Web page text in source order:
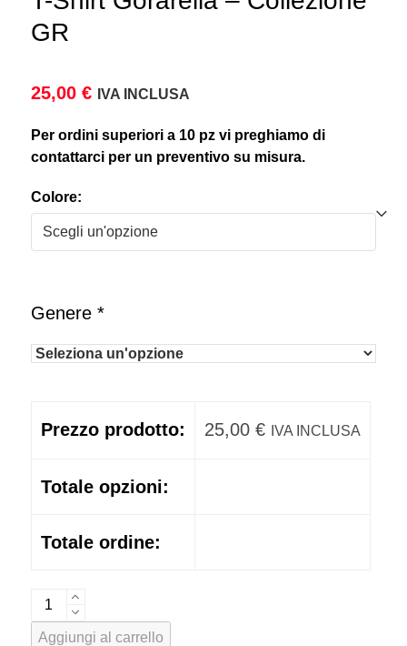
GR
25,00 € IVA INCLUSA
Per ordini superiori a 10 pz vi preghiamo di
contattarci per un preventivo su misura.
Colore:
Genere *
Prezzo prodotto: 25,00 € IVA INCLUSA
Totale opzioni:
Totale ordine:
Shirt
Gorarella
Aggiungi al carrello